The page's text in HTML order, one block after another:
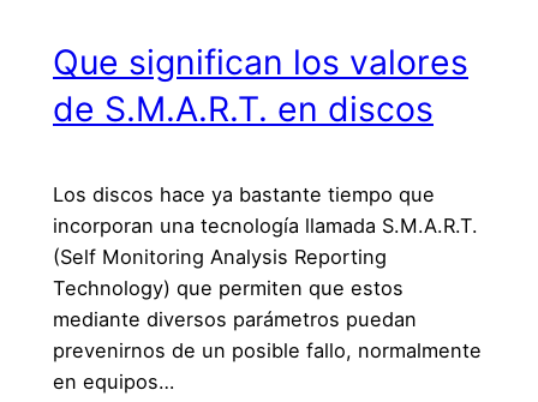
Que significan los valores
de S.M.A.R.T. en discos
Los discos hace ya bastante tiempo que
incorporan una tecnología llamada S.M.A.R.T.
(Self Monitoring Analysis Reporting
Technology) que permiten que estos
mediante diversos parámetros puedan
prevenirnos de un posible fallo, normalmente
en equipos…